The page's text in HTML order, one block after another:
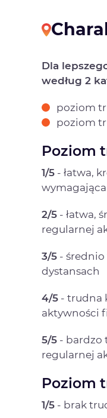
Dla
według 2
poziom
poziom
Poziom
1/5 - łatwa,
2/5 - łatwa,
regularnej
3/5 -
dystansach
4/5 - trudna
aktywności
5/5 - bardzo
regularnej
Poziom
1/5 - brak